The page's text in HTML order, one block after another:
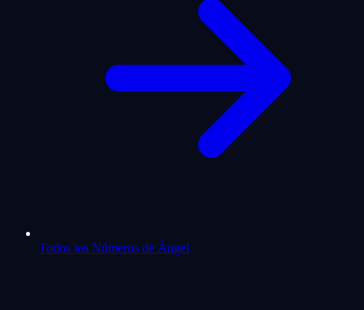
Todos los Números de Ángel